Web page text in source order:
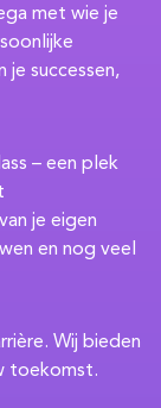
met wie je
je successen,
– een plek
je eigen
en nog veel
Wij bieden
toekomst.